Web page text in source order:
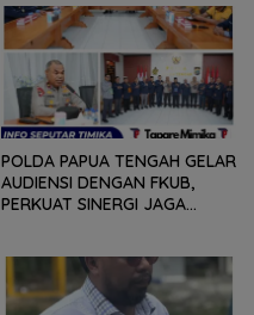
POLDA PAPUA TENGAH GELAR
AUDIENSI DENGAN FKUB,
PERKUAT SINERGI JAGA